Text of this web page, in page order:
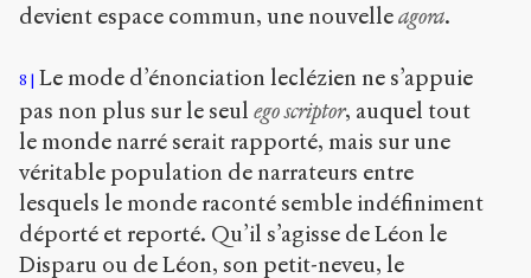
devient espace commun, une nouvelleagora.
8
Le mode d’énonciation leclézien ne s’appuie
pas non plus sur le seul ego scriptor, auquel tout
le monde narré serait rapporté, mais sur une
véritable population de narrateurs entre
lesquels le monde raconté semble indéfiniment
déporté et reporté. Qu’il s’agisse de Léon le
Disparu ou de Léon, son petit-neveu, le